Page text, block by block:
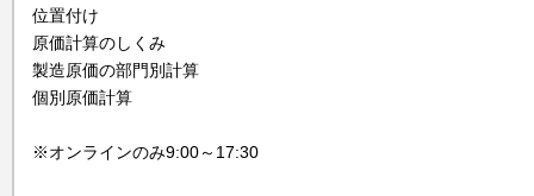
位置付け
原価計算のしくみ
製造原価の部門別計算
個別原価計算
※オンラインのみ9:00～17:30